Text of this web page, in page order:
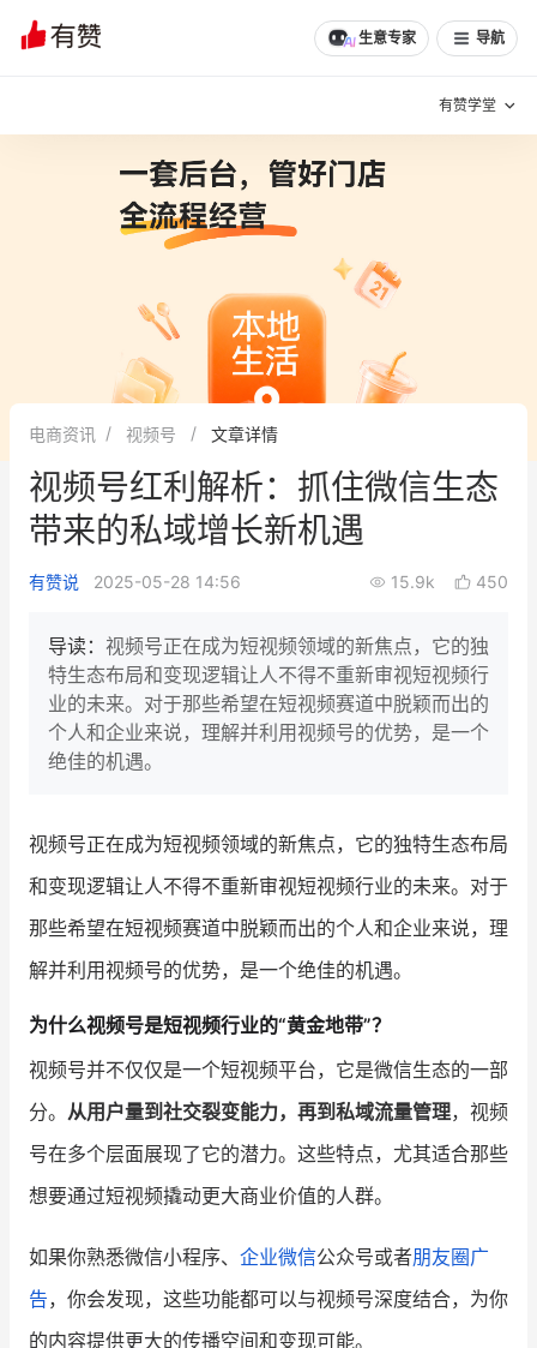
生意专家 导航
有赞学堂
增长方法
有赞专家说
新零售最佳实践
面对面聊增长
新零售大会 新零售茶会
增长产品指南
智库 产品场景库
行业洞察
品牌消费观 行业报告
培训课程
私域课程 新零售内参
增长俱乐部 有赞商盟
合作共进
电商资讯 视频号 文章详情
视频号红利解析：抓住微信生态
带来的私域增长新机遇
有赞说 2025-05-28 14:56 15.9k 450
导读： 视频号正在成为短视频领域的新焦点，它的独
特生态布局和变现逻辑让人不得不重新审视短视频行
业的未来。对于那些希望在短视频赛道中脱颖而出的
个人和企业来说，理解并利用视频号的优势，是一个
绝佳的机遇。
视频号正在成为短视频领域的新焦点，它的独特生态布局
和变现逻辑让人不得不重新审视短视频行业的未来。对于
那些希望在短视频赛道中脱颖而出的个人和企业来说，理
解并利用视频号的优势，是一个绝佳的机遇。
为什么视频号是短视频行业的“黄金地带”？
视频号并不仅仅是一个短视频平台，它是微信生态的一部
分。 从用户量到社交裂变能力，再到私域流量管理，视频
号在多个层面展现了它的潜力。这些特点，尤其适合那些
想要通过短视频撬动更大商业价值的人群。
如果你熟悉微信小程序、 企业微信公众号或者朋友圈广
告，你会发现，这些功能都可以与视频号深度结合，为你
的内容提供更大的传播空间和变现可能。